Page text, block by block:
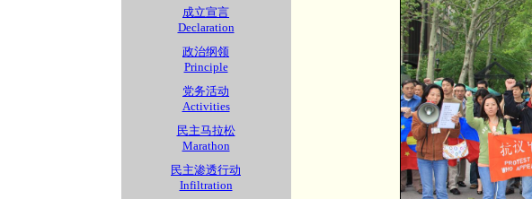
成立宣言
Declaration
政治纲领
Principle
党务活动
Activities
民主马拉松
Marathon
民主渗透行动
Infiltration